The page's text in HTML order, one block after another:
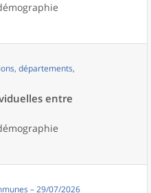
départements,
entre
– 29/07/2026